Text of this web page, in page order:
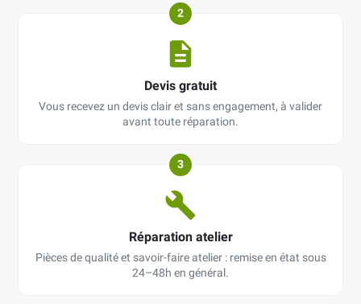
2
Devis gratuit
Vous recevez un devis clair et sans engagement, à valider
avant toute réparation.
3
Réparation atelier
Pièces de qualité et savoir-faire atelier : remise en état sous
24–48h en général.